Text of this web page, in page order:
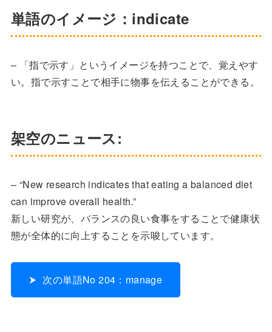
単語のイメージ：indicate
– 「指で示す」というイメージを持つことで、覚えやす
い。指で示すことで相手に物事を伝えることができる。
架空のニュース:
– “New research indicates that eating a balanced diet
can improve overall health.”
新しい研究が、バランスの良い食事をすることで健康状
態が全体的に向上することを示唆しています。
次の単語No 204：manage